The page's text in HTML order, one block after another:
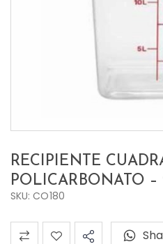
RECIPIENTE
POLICARBONATO –
SKU: CO180